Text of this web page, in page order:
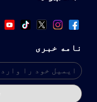
نامه خبری